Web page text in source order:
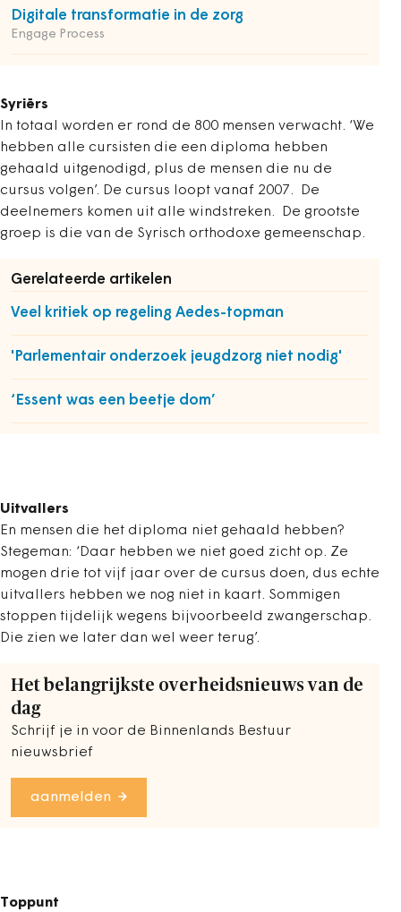
Digitale transformatie in de zorg
Engage Process
Syriërs
In totaal worden er rond de 800 mensen verwacht. ‘We
hebben alle cursisten die een diploma hebben
gehaald uitgenodigd, plus de mensen die nu de
cursus volgen’. De cursus loopt vanaf 2007. De
deelnemers komen uit alle windstreken. De grootste
groep is die van de Syrisch orthodoxe gemeenschap.
Gerelateerde artikelen
Veel kritiek op regeling Aedes-topman
'Parlementair onderzoek jeugdzorg niet nodig'
‘Essent was een beetje dom’
Uitvallers
En mensen die het diploma niet gehaald hebben?
Stegeman: ‘Daar hebben we niet goed zicht op. Ze
mogen drie tot vijf jaar over de cursus doen, dus echte
uitvallers hebben we nog niet in kaart. Sommigen
stoppen tijdelijk wegens bijvoorbeeld zwangerschap.
Die zien we later dan wel weer terug’.
Het belangrijkste overheidsnieuws van de
dag
Schrijf je in voor de Binnenlands Bestuur
nieuwsbrief
aanmelden
Toppunt